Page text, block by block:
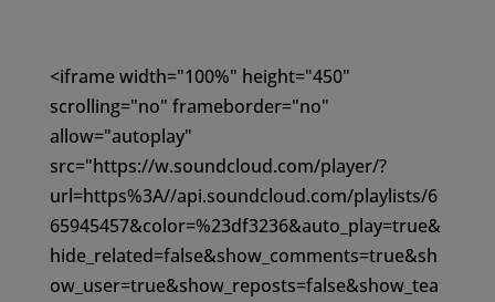
<iframe width="100%" height="450"
scrolling="no" frameborder="no"
allow="autoplay"
src="https://w.soundcloud.com/player/?
url=https%3A//api.soundcloud.com/playlists/6
65945457&color=%23df3236&auto_play=true&
hide_related=false&show_comments=true&sh
ow_user=true&show_reposts=false&show_tea